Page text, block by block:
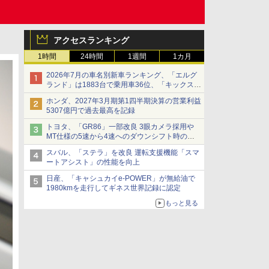
アクセスランキング
1時間 24時間 1週間 1カ月
2026年7月の車名別新車ランキング、「エルグ
ランド」は1883台で乗用車36位、「キックス」
は2591台で27位に
ホンダ、2027年3月期第1四半期決算の営業利益
5307億円で過去最高を記録
トヨタ、「GR86」一部改良 3眼カメラ採用や
MT仕様の5速から4速へのダウンシフト時の操
作性向上など
スバル、「ステラ」を改良 運転支援機能「スマ
ートアシスト」の性能を向上
日産、「キャシュカイe-POWER」が無給油で
1980kmを走行してギネス世界記録に認定
もっと見る